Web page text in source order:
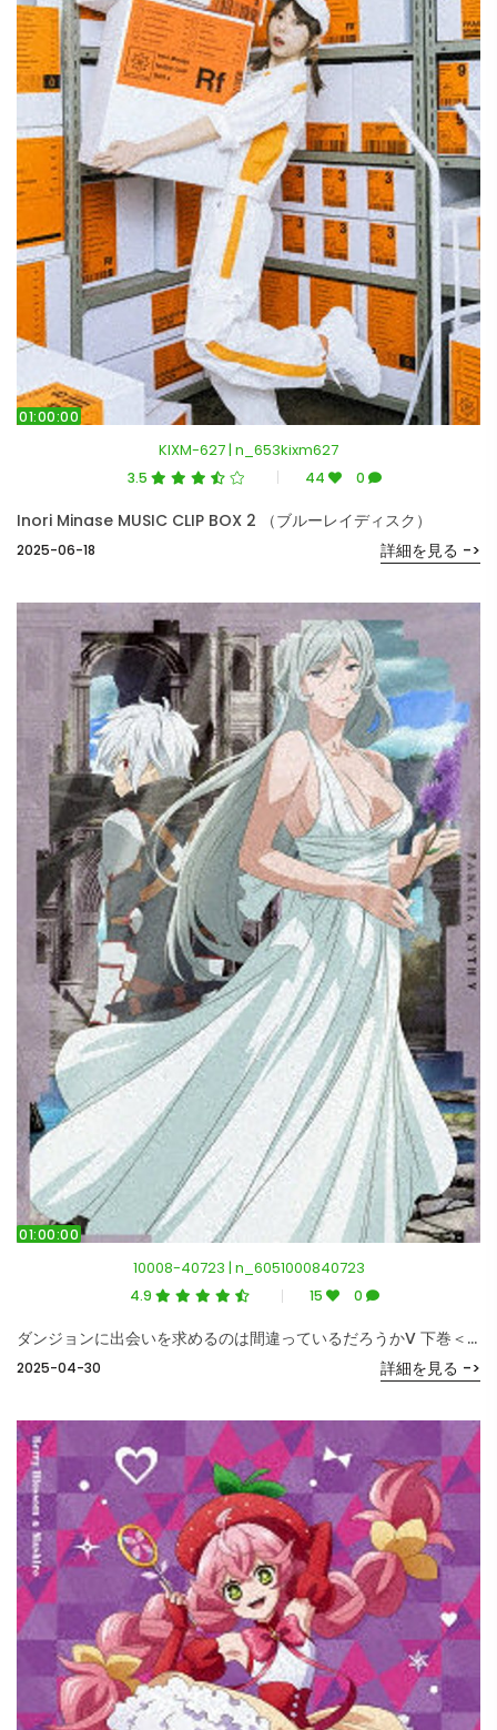
01:00:00
KIXM-627 | n_653kixm627
3.5 44 0
2025-06-18
Inori Minase MUSIC CLIP BOX 2 （ブルーレイディスク）
詳細を見る ->
01:00:00
10008-40723 | n_6051000840723
4.9 15 0
2025-04-30
ダンジョンに出会いを求めるのは間違っているだろうかV 下巻＜初回仕様版＞ （ブルーレイディスク）
詳細を見る ->